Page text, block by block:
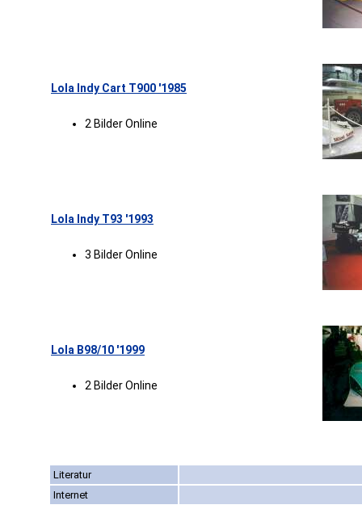
Lola Indy Cart T900 '1985
2 Bilder Online
Lola Indy T93 '1993
3 Bilder Online
Lola B98/10 '1999
2 Bilder Online
Literatur
Internet